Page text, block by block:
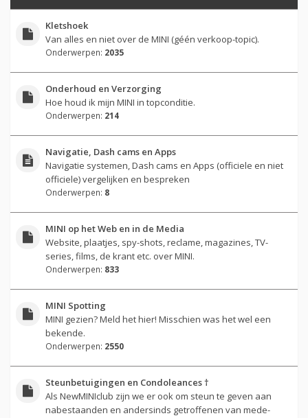
Kletshoek
Van alles en niet over de MINI (géén verkoop-topic).
Onderwerpen: 2035
Onderhoud en Verzorging
Hoe houd ik mijn MINI in topconditie.
Onderwerpen: 214
Navigatie, Dash cams en Apps
Navigatie systemen, Dash cams en Apps (officiele en niet
officiele) vergelijken en bespreken
Onderwerpen: 8
MINI op het Web en in de Media
Website, plaatjes, spy-shots, reclame, magazines, TV-
series, films, de krant etc. over MINI.
Onderwerpen: 833
MINI Spotting
MINI gezien? Meld het hier! Misschien was het wel een
bekende.
Onderwerpen: 2550
Steunbetuigingen en Condoleances †
Als NewMINIclub zijn we er ook om steun te geven aan
nabestaanden en andersinds getroffenen van mede-